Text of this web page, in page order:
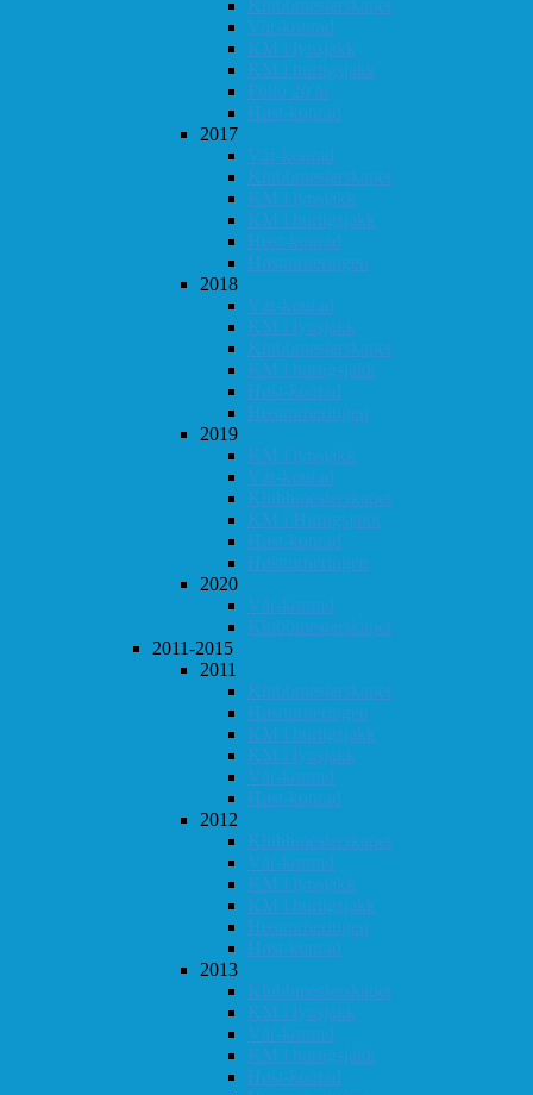
Klubbmesterskapet
Vår-konrad
KM i lynsjakk
KM i hurtigsjakk
Follo 20 år
Høst-konrad
2017
Vår-konrad
Klubbmesterskapet
KM i lynsjakk
KM i hurtigsjakk
Høst-konrad
Høstturneringen
2018
Vår-konrad
KM i lynsjakk
Klubbmesterskapet
KM i hurtigsjakk
Høst-konrad
Høstturneringen
2019
KM i lynsjakk
Vår-konrad
Klubbmesterskapet
KM i Hurtigsjakk
Høst-konrad
Høstturneringen
2020
Vår-konrad
Klubbmesterskapet
2011-2015
2011
Klubbmesterskapet
Høstturneringen
KM i hurtigsjakk
KM i lynsjakk
Vår-konrad
Høst-konrad
2012
Klubbmesterskapet
Vår-konrad
KM i lynsjakk
KM i hurtigsjakk
Høstturneringen
Høst-konrad
2013
Klubbmesterskapet
KM i lynsjakk
Vår-konrad
KM i hurtigsjakk
Høst-konrad